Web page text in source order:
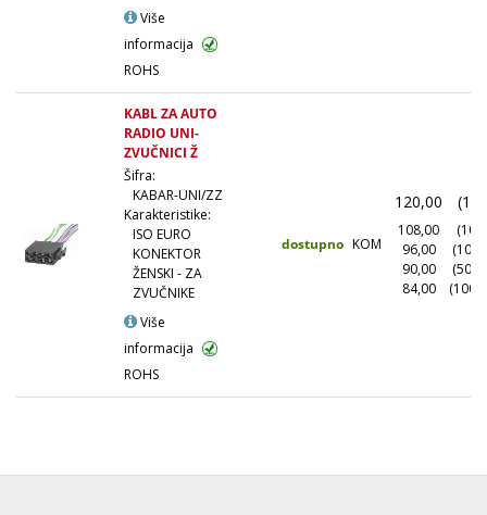
Više
informacija
ROHS
KABL ZA AUTO
RADIO UNI-
ZVUČNICI Ž
Šifra:
KABAR-UNI/ZZ
Karakteristike:
ISO EURO
KONEKTOR
ŽENSKI - ZA
ZVUČNIKE
Više
informacija
ROHS
dostupno KOM
120,00 (1+)
108,00
(10+)
96,00
90,00
84,00